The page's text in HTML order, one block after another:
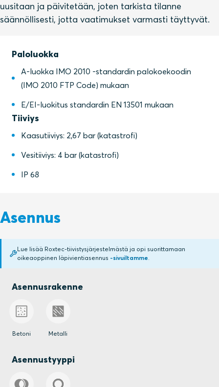
uusitaan ja päivitetään, joten tarkista tilanne
säännöllisesti, jotta vaatimukset varmasti täyttyvät.
Paloluokka
A-luokka IMO 2010 ‑standardin palokoekoodin
(IMO 2010 FTP Code) mukaan
E/EI-luokitus standardin EN 13501 mukaan
Tiiviys
Kaasutiiviys: 2,67 bar (katastrofi)
Vesitiiviys: 4 bar (katastrofi)
IP 68
Asennus
Lue lisää Roxtec-tiivistysjärjestelmästä ja opi suorittamaan
oikeaoppinen läpivientiasennus -sivuiltamme.
Asennusrakenne
Betoni Metalli
Asennustyyppi